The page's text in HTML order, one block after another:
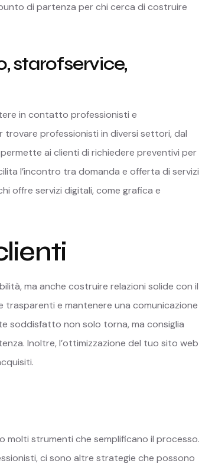
di partenza per chi cerca di costruire
starofservice,
in contatto professionisti e
trovare professionisti in diversi settori, dal
permette ai clienti di richiedere preventivi per
l’incontro tra domanda e offerta di servizi
offre servizi digitali, come grafica e
ma anche costruire relazioni solide con il
trasparenti e mantenere una comunicazione
soddisfatto non solo torna, ma consiglia
Inoltre, l’ottimizzazione del tuo sito web
molti strumenti che semplificano il processo.
ci sono altre strategie che possono